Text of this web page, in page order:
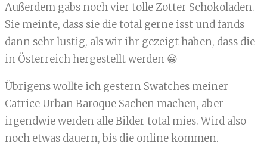
Außerdem gabs noch vier tolle Zotter Schokoladen.
Sie meinte, dass sie die total gerne isst und fands
dann sehr lustig, als wir ihr gezeigt haben, dass die
in Österreich hergestellt werden 😀
Übrigens wollte ich gestern Swatches meiner
Catrice Urban Baroque Sachen machen, aber
irgendwie werden alle Bilder total mies. Wird also
noch etwas dauern, bis die online kommen.